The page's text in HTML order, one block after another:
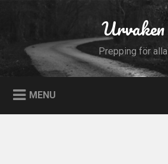
Urvaken
Prepping för alla
MENU